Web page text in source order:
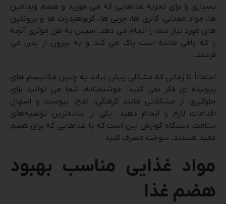
بسیاری را برای تجزیه غذاهایی که می خورید و هضم ویتامین
ها، مواد معدنی، کالری ها، چربی ها، کربوهیدرات ها و پروتئین
های مورد نیاز شما را انجام می دهد. سپس به طرز مؤثری آنچه
را که باقی مانده است پاک می کند و به بیرون از بدن می
فرستد.
احتمالاً تا زمانی که مشکلی پیش نیاید به چنین مکانیسم های
پیچیده ای فکر نمی کنید. خوشبختانه، شما می توانید برای
جلوگیری از مشکلاتی مانند گرفتگی، نفخ، یبوست و اسهال
اقدامات لازم را انجام دهید. یکی از ساده‌ترین توصیه‌های
سلامت دستگاه گوارش این است که با غذاهایی که برای هضم
مفید هستند، سوخت مصرف کنید.
مواد غذایی مناسب بهبود
هضم غذا